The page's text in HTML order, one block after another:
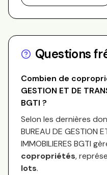
Questions
Combien de
GESTION ET DE
BGTI ?
Selon les dernières
BUREAU DE GESTION
IMMOBILIERES BGTI
copropriétés,
lots.